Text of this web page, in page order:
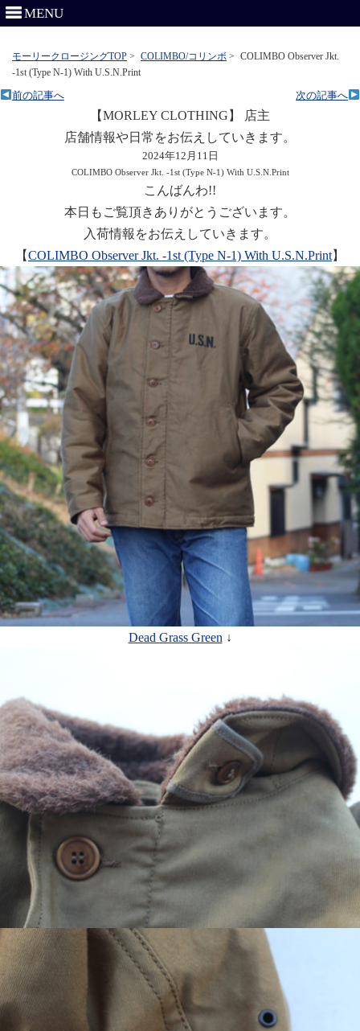
MENU
モーリークロージングTOP > COLIMBO/コリンボ > COLIMBO Observer Jkt.
-1st (Type N-1) With U.S.N.Print
次の記事へ
前の記事へ
【MORLEY CLOTHING】 店主
店舗情報や日常をお伝えしていきます。
2024年12月11日
COLIMBO Observer Jkt. -1st (Type N-1) With U.S.N.Print
こんばんわ!!
本日もご覧頂きありがとうございます。
入荷情報をお伝えしていきます。
【COLIMBO Observer Jkt. -1st (Type N-1) With U.S.N.Print】
Dead Grass Green ↓